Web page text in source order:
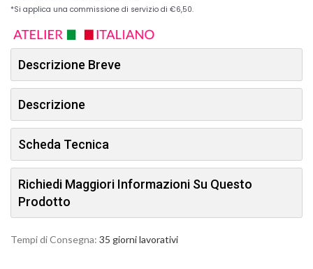
Descrizione Breve
Descrizione
Scheda Tecnica
Richiedi Maggiori Informazioni Su Questo
Prodotto
Tempi di Consegna: 35 giorni lavorativi